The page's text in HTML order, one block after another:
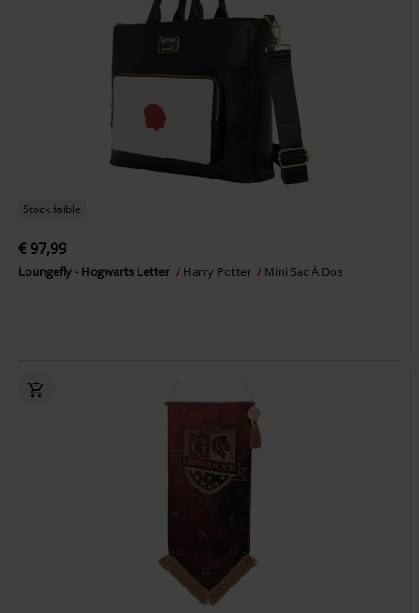
Stock faible
€ 97,99
Loungefly - Hogwarts Letter Harry Potter Mini Sac À Dos